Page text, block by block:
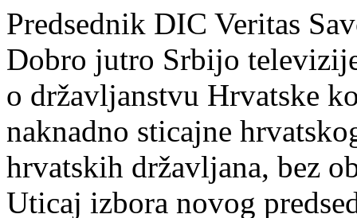
Predsednik DIC Veritas
Dobro jutro Srbijo
o državljanstvu Hrvatske
naknadno sticajne
hrvatskih državljana, bez
Uticaj izbora novog